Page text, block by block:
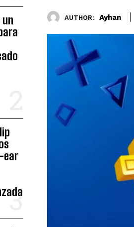
ear
AUTHOR: Ayhan